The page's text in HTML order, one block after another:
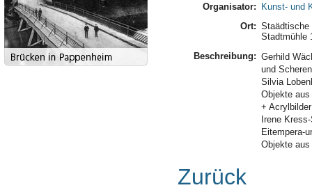
Organisator: Kunst- und
Ort: Staädtische
Stadtmühle
Beschreibung: Gerhild
und
Silvia
Objekte
+ Acrylbilder
Irene
Eitempera-
Objekte
Zurück